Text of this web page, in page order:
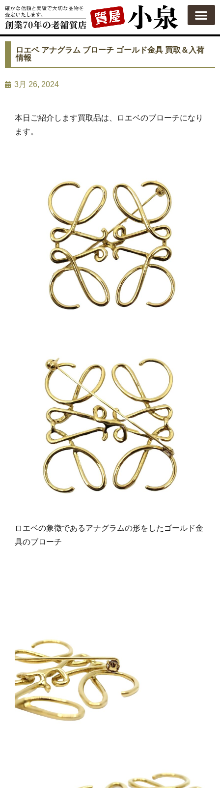
ロエベ アナグラム ブローチ ゴールド金具 買取＆入荷
情報
3月 26, 2024
本日ご紹介します買取品は、ロエベのブローチになり
ます。
ロエベの象徴であるアナグラムの形をしたゴールド金
具のブローチ